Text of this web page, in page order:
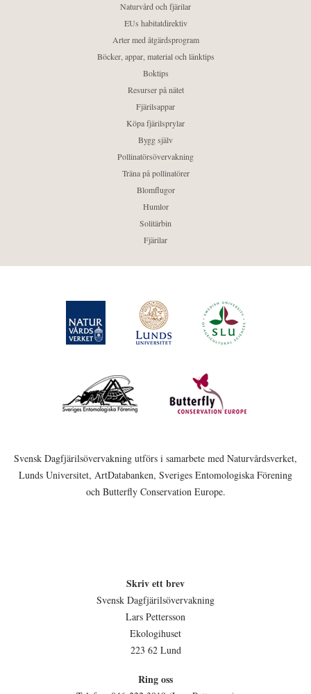
Naturvård och fjärilar
EUs habitatdirektiv
Arter med åtgärdsprogram
Böcker, appar, material och länktips
Boktips
Resurser på nätet
Fjärilsappar
Köpa fjärilsprylar
Bygg själv
Pollinatörsövervakning
Träna på pollinatörer
Blomflugor
Humlor
Solitärbin
Fjärilar
Svensk Dagfjärilsövervakning utförs i samarbete med Naturvårdsverket,
Lunds Universitet, ArtDatabanken, Sveriges Entomologiska Förening
och Butterfly Conservation Europe.
Skriv ett brev
Svensk Dagfjärilsövervakning
Lars Pettersson
Ekologihuset
223 62 Lund
Ring oss